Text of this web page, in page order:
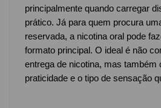
principalmente quando carregar
prático. Já para quem procura
reservada, a nicotina oral pode
formato principal. O ideal é não
entrega de nicotina, mas também
praticidade e o tipo de sensação